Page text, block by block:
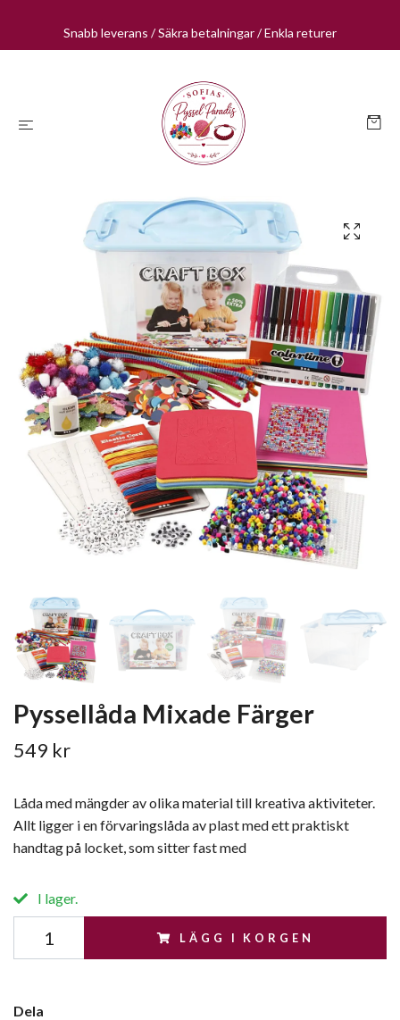
Snabb leverans / Säkra betalningar / Enkla returer
Pyssellåda Mixade Färger
549 kr
Låda med mängder av olika material till kreativa aktiviteter.
Allt ligger i en förvaringslåda av plast med ett praktiskt
handtag på locket, som sitter fast med
I lager.
LÄGG I KORGEN
Dela